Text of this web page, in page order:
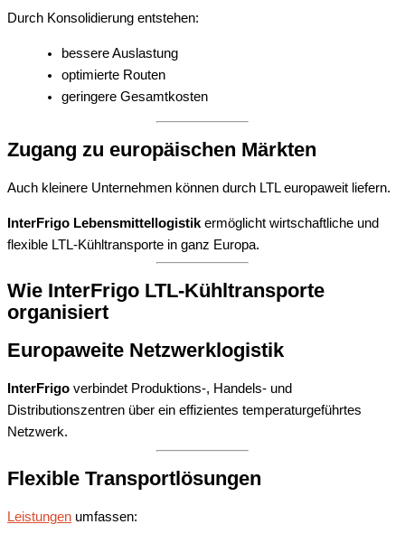
Durch Konsolidierung entstehen:
bessere Auslastung
optimierte Routen
geringere Gesamtkosten
Zugang zu europäischen Märkten
Auch kleinere Unternehmen können durch LTL europaweit liefern.
InterFrigo Lebensmittellogistik ermöglicht wirtschaftliche und
flexible LTL-Kühltransporte in ganz Europa.
Wie InterFrigo LTL-Kühltransporte
organisiert
Europaweite Netzwerklogistik
InterFrigo verbindet Produktions-, Handels- und
Distributionszentren über ein effizientes temperaturgeführtes
Netzwerk.
Flexible Transportlösungen
Leistungen umfassen: